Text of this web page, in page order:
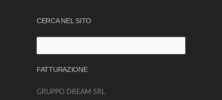
CERCA NEL SITO
per:
FATTURAZIONE
GRUPPO DREAM SRL